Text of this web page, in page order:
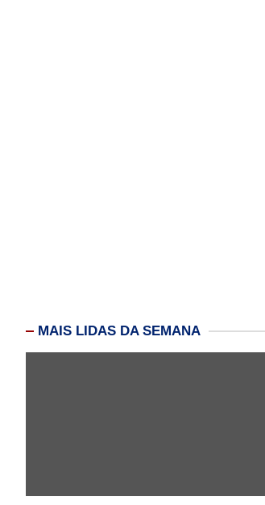
MAIS LIDAS DA SEMANA